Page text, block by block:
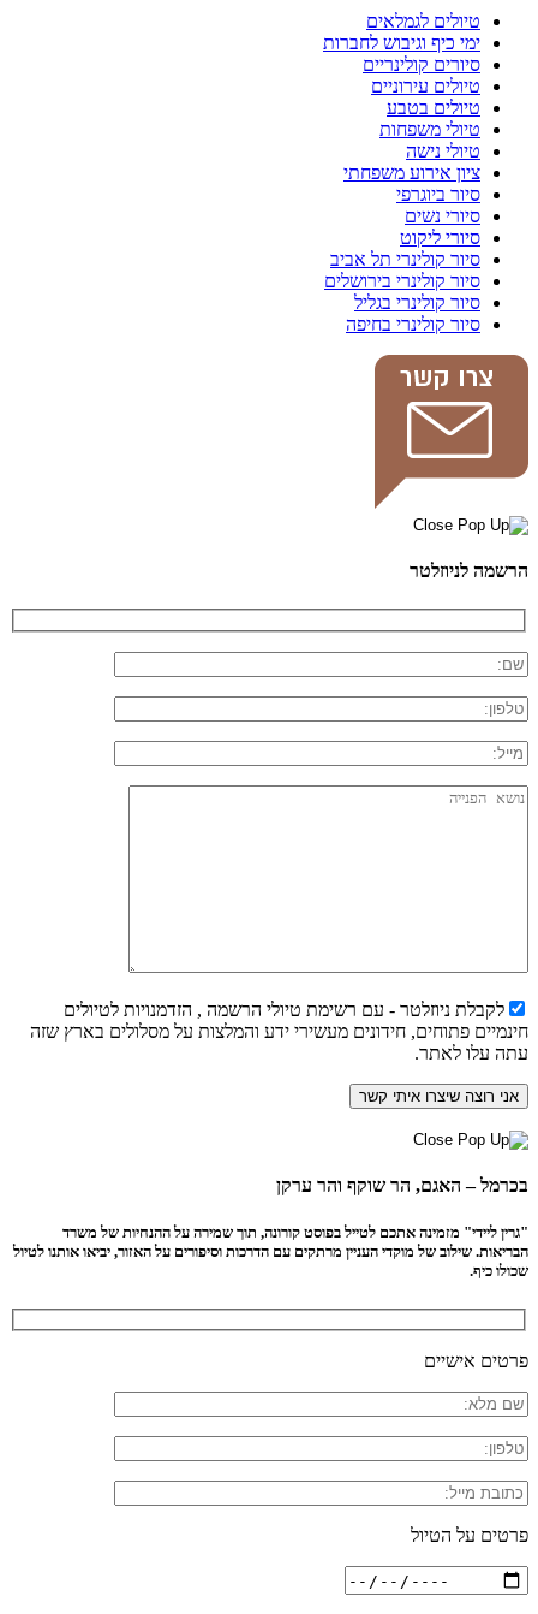
טיולים לגמלאים
ימי כיף וגיבוש לחברות
סיורים קולינריים
טיולים עירוניים
טיולים בטבע
טיולי משפחות
טיולי נישה
ציון אירוע משפחתי
סיור ביוגרפי
סיורי נשים
סיורי ליקוט
סיור קולינרי תל אביב
סיור קולינרי בירושלים
סיור קולינרי בגליל
סיור קולינרי בחיפה
הרשמה לניוזלטר
לקבלת ניוזלטר - עם רשימת טיולי הרשמה , הזדמנויות לטיולים
חינמיים פתוחים, חידונים מעשירי ידע והמלצות על מסלולים בארץ שזה
עתה עלו לאתר.
בכרמל – האגם, הר שוקף והר ערקן
"גרין ליידי" מזמינה אתכם לטייל בפוסט קורונה, תוך שמירה על ההנחיות של משרד
הבריאות. שילוב של מוקדי העניין מרתקים עם הדרכות וסיפורים על האזור, יביאו אותנו לטיול
שכולו כיף.
פרטים אישיים
פרטים על הטיול